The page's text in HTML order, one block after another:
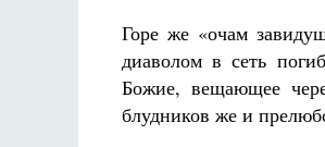
Горе же «очам
диаволом в сеть
Божие, вещающее
блудников же и